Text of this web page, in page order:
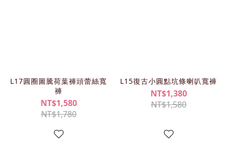
L17圓圈圖騰荷葉褲頭蕾絲寬
褲
NT$1,580
NT$1,780
L15復古小圓點坑條喇叭寬褲
NT$1,380
NT$1,580